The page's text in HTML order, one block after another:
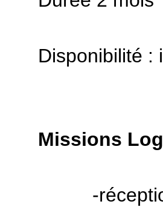
Disponibilité :
Missions
-réception